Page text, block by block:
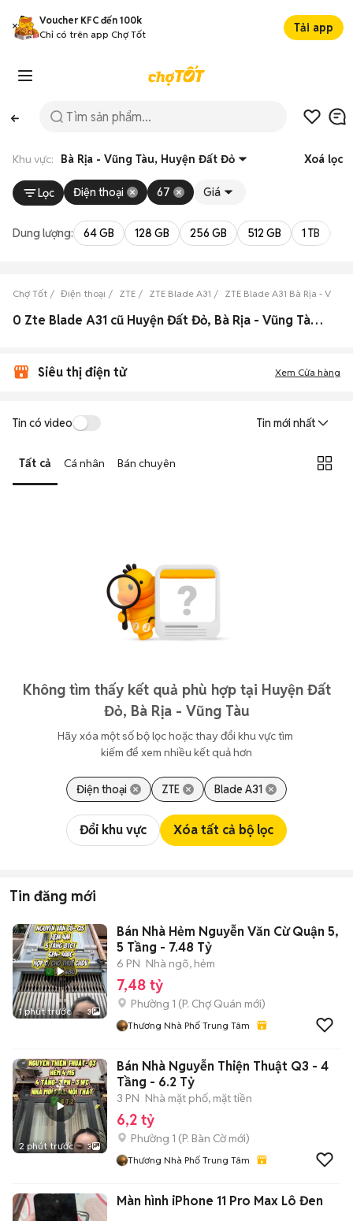
Voucher KFC đến 100k
Chỉ có trên app Chợ Tốt
Tải app
Khu vực: Bà Rịa - Vũng Tàu, Huyện Đất Đỏ Xoá lọc
Lọc Điện thoại 67 Giá
Dung lượng: 64 GB 128 GB 256 GB 512 GB 1 TB
Chợ Tốt Điện thoại ZTE ZTE Blade A31 ZTE Blade A31 Bà Rịa - Vũng
0 Zte Blade A31 cũ Huyện Đất Đỏ, Bà Rịa - Vũng Tàu đẹp
Siêu thị điện tử Xem Cửa hàng
Tin có video Tin mới nhất
Tất cả Cá nhân Bán chuyên
Không tìm thấy kết quả phù hợp tại Huyện Đất
Đỏ, Bà Rịa - Vũng Tàu
Hãy xóa một số bộ lọc hoặc thay đổi khu vực tìm
kiếm để xem nhiều kết quả hơn
Điện thoại ZTE Blade A31
Đổi khu vực Xóa tất cả bộ lọc
Tin đăng mới
1 phút trước 3
Bán Nhà Hẻm Nguyễn Văn Cừ Quận 5,
5 Tầng - 7.48 Tỷ
6 PN Nhà ngõ, hẻm
7,48 tỷ
Phường 1 (P. Chợ Quán mới)
Thương Nhà Phố Trung Tâm
2 phút trước 3
Bán Nhà Nguyễn Thiện Thuật Q3 - 4
Tầng - 6.2 Tỷ
3 PN Nhà mặt phố, mặt tiền
6,2 tỷ
Phường 1 (P. Bàn Cờmới)
Thương Nhà Phố Trung Tâm
Màn hình iPhone 11 Pro Max Lô Đen